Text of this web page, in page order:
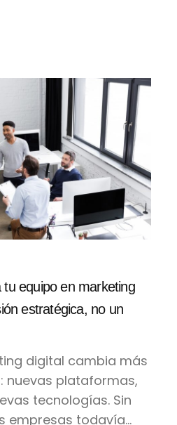
equipo en marketing
estratégica, no un
digital cambia más
nuevas plataformas,
tecnologías. Sin
empresas todavía...